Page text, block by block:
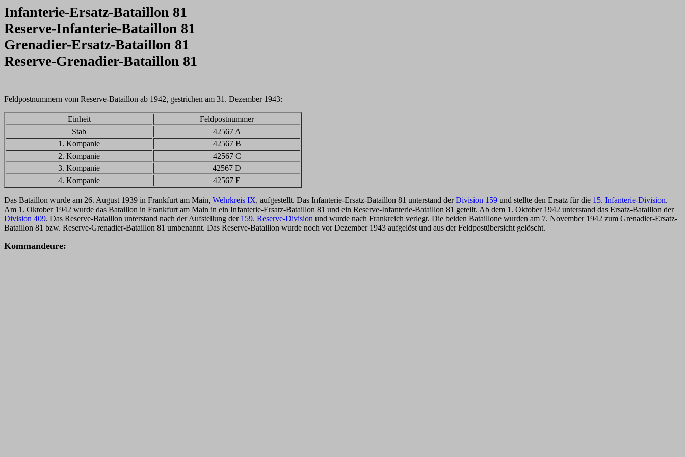
Infanterie-Ersatz-Bataillon 81
Reserve-Infanterie-Bataillon 81
Grenadier-Ersatz-Bataillon 81
Reserve-Grenadier-Bataillon 81
Feldpostnummern vom Reserve-Bataillon ab 1942, gestrichen am 31. Dezember 1943:
Einheit
Feldpostnummer
Stab
42567 A
1. Kompanie
42567 B
2. Kompanie
42567 C
3. Kompanie
42567 D
4. Kompanie
42567 E
Das Bataillon wurde am 26. August 1939 in Frankfurt am Main, Wehrkreis IX, aufgestellt. Das Infanterie-Ersatz-Bataillon 81 unterstand derDivision 159 und stellte den Ersatz für die 15. Infanterie-Division.
Am 1. Oktober 1942 wurde das Bataillon in Frankfurt am Main in ein Infanterie-Ersatz-Bataillon 81 und ein Reserve-Infanterie-Bataillon 81 geteilt. Ab dem 1. Oktober 1942 unterstand das Ersatz-Bataillon der
Division 409. Das Reserve-Bataillon unterstand nach der Aufstellung der 159. Reserve-Division und wurde nach Frankreich verlegt. Die beiden Bataillone wurden am 7. November 1942 zum Grenadier-Ersatz-
Bataillon 81 bzw. Reserve-Grenadier-Bataillon 81 umbenannt. Das Reserve-Bataillon wurde noch vor Dezember 1943 aufgelöst und aus der Feldpostübersicht gelöscht.
Kommandeure: